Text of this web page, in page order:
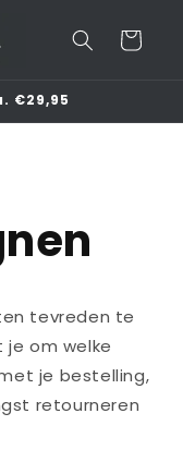
Winkelwagen
€29,95
tevreden te
je om welke
je bestelling,
retourneren